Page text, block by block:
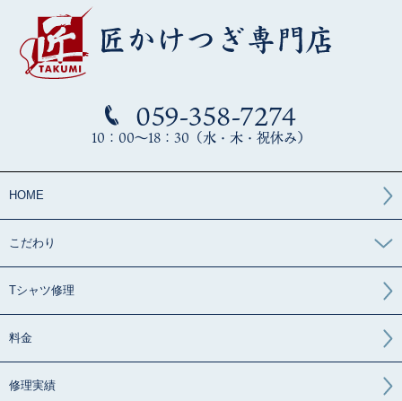
059-358-7274
10：00～18：30（水・木・祝休み）
HOME
こだわり
Tシャツ修理
料金
修理実績